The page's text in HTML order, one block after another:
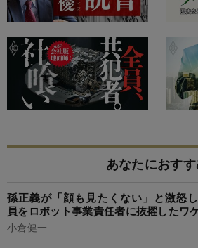
あなたにおす
孫正義が「顔も見たくない」と激怒
員をロボット事業責任者に抜擢したワ
小倉健一